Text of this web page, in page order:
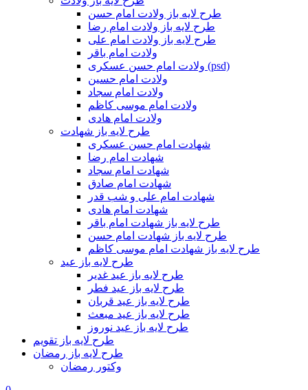
طرح لایه باز ولادت امام حسن
طرح لایه باز ولادت امام رضا
طرح لایه باز ولادت امام علی
ولادت امام باقر
ولادت امام حسن عسکری (psd)
ولادت امام حسین
ولادت امام سجاد
ولادت امام موسی کاظم
ولادت امام هادی
طرح لایه باز شهادت
شهادت امام حسن عسکری
شهادت امام رضا
شهادت امام سجاد
شهادت امام صادق
شهادت امام علی و شب قدر
شهادت امام هادی
طرح لایه باز شهادت امام باقر
طرح لایه باز شهادت امام حسن
طرح لایه باز شهادت امام موسی کاظم
طرح لایه باز عید
طرح لایه باز عید غدیر
طرح لایه باز عید فطر
طرح لایه باز عید قربان
طرح لایه باز عید مبعث
طرح لایه باز عید نوروز
طرح لایه باز تقویم
طرح لایه باز رمضان
وکتور رمضان